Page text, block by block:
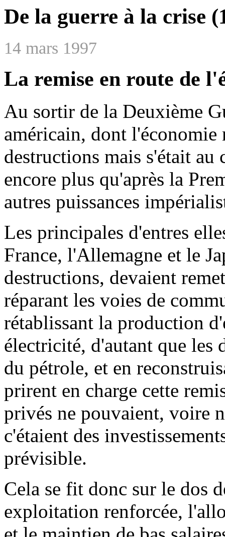
De la guerre à la crise
14 mars 1997
La remise en route de
Au sortir de la Deuxième
américain, dont l'économie
destructions mais s'était
encore plus qu'après la
autres puissances
Les principales d'entres
France, l'Allemagne et le
destructions, devaient
réparant les voies de
rétablissant la production
électricité, d'autant que les
du pétrole, et en
prirent en charge cette
privés ne pouvaient, voire
c'étaient des
prévisible.
Cela se fit donc sur le dos
exploitation renforcée,